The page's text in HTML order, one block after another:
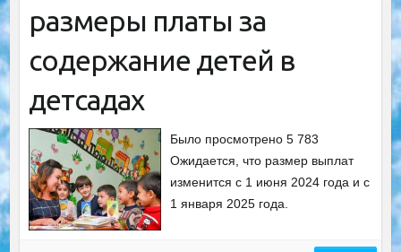
размеры платы за
содержание детей в
детсадах
Было просмотрено 5 783
Ожидается, что размер выплат
изменится с 1 июня 2024 года и с
1 января 2025 года.